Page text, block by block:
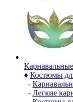
♦ Костюмы
-
- Легкие